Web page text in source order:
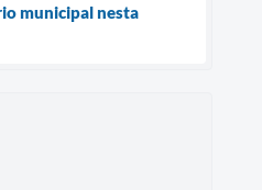
municipal nesta